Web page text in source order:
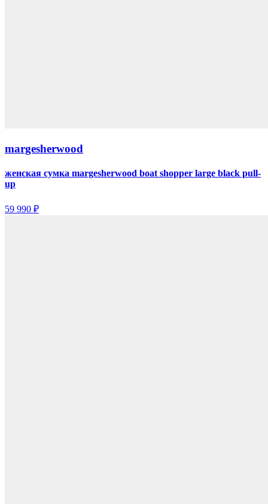
margesherwood
женская сумка margesherwood boat shopper large black pull-
up
59 990 ₽